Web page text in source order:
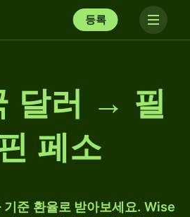
등록
달러 → 필
페소
준 환율로 받아보세요. Wise